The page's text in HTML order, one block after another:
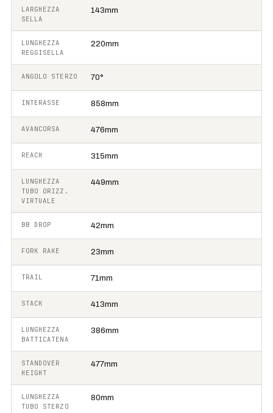
LARGHEZZA
SELLA
143mm
LUNGHEZZA
REGGISELLA
220mm
ANGOLO STERZO 70°
INTERASSE 858mm
AVANCORSA 476mm
REACH 315mm
LUNGHEZZA
TUBO ORIZZ.
VIRTUALE
449mm
BB DROP 42mm
FORK RAKE 23mm
TRAIL 71mm
STACK 413mm
LUNGHEZZA
BATTICATENA
386mm
STANDOVER
HEIGHT
477mm
LUNGHEZZA
TUBO STERZO
80mm